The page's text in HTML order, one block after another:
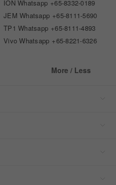
ION Whatsapp +65-8332-0189
JEM Whatsapp +65-8111-5690
TP1 Whatsapp +65-8111-4893
Vivo Whatsapp +65-8221-6326
More / Less